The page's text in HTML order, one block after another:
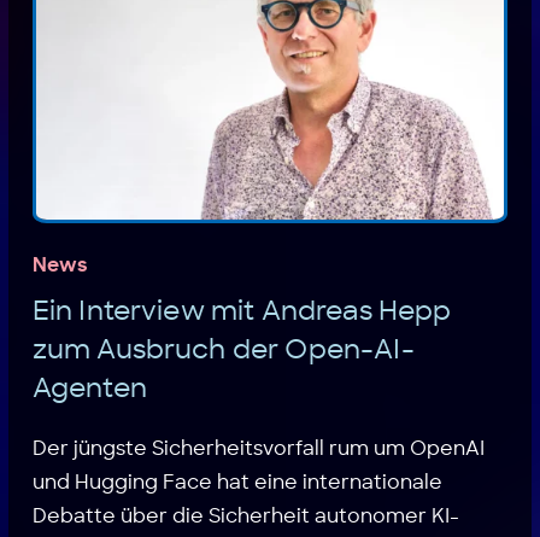
News
Ein Interview mit Andreas Hepp
zum Ausbruch der Open-AI-
Agenten
Der jüngste Sicherheitsvorfall rum um OpenAI
und Hugging Face hat eine internationale
Debatte über die Sicherheit autonomer KI-